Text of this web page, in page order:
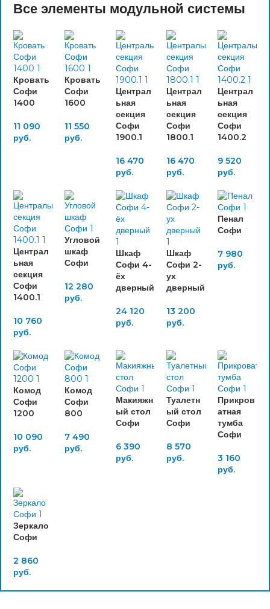
Все элементы модульной системы
Кровать
Софи
1400
11 090
руб.
Кровать
Софи
1600
11 550
руб.
Централ
ьная
секция
Софи
1900.1
16 470
руб.
Централ
ьная
секция
Софи
1800.1
16 470
руб.
Централ
ьная
секция
Софи
1400.2
9 520
руб.
Централ
ьная
секция
Софи
1400.1
10 760
руб.
Угловой
шкаф
Софи
12 280
руб.
Шкаф
Софи 4-
ёх
дверный
24 120
руб.
Шкаф
Софи 2-
ух
дверный
13 200
руб.
Пенал
Софи
7 980
руб.
Комод
Софи
1200
10 090
руб.
Комод
Софи
800
7 490
руб.
Макияжн
ый стол
Софи
6 390
руб.
Туалетн
ый стол
Софи
8 570
руб.
Прикров
атная
тумба
Софи
3 160
руб.
Зеркало
Софи
2 860
руб.